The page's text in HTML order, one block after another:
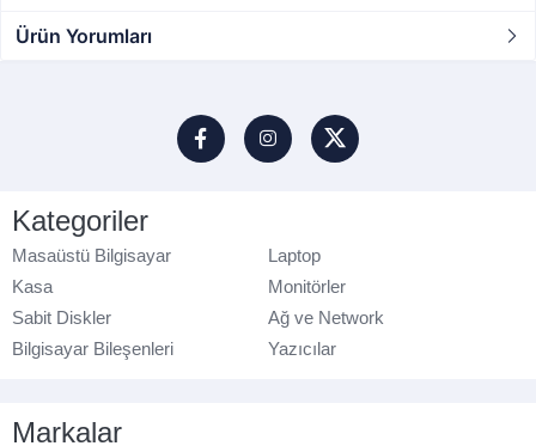
Ürün Yorumları
Kategoriler
Masaüstü Bilgisayar
Laptop
Kasa
Monitörler
Sabit Diskler
Ağ ve Network
Bilgisayar Bileşenleri
Yazıcılar
Markalar